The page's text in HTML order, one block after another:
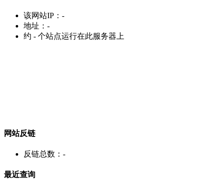
该网站IP： -
地址： -
约 - 个站点运行在此服务器上
网站反链
反链总数： -
最近查询